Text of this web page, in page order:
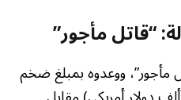
“قاتل مأجور”
مأجور”، ووعدوه بمبلغ ضخم